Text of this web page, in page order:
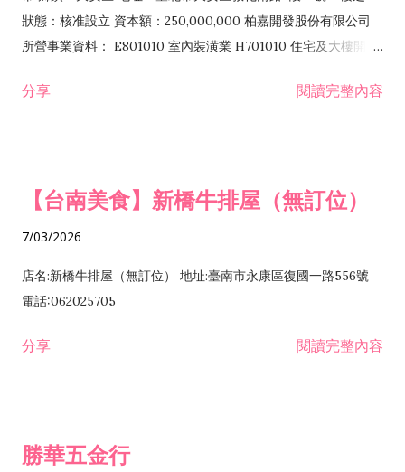
狀態：核准設立 資本額：250,000,000 柏嘉開發股份有限公司
所營事業資料： E801010 室內裝潢業 H701010 住宅及大樓開發
發業 H703090 不動產買賣業 H703100 不動產租賃業 I503010
分享 閱讀完整內容
【台南美食】新橋牛排屋（無訂位）
7/03/2026
店名:新橋牛排屋（無訂位） 地址:臺南市永康區復國一路556號
電話:062025705
分享 閱讀完整內容
勝華五金行